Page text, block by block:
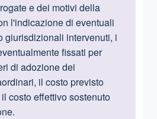
e dei motivi della
l'indicazione di eventuali
giurisdizionali intervenuti, i
fissati per
di adozione dei
il costo previsto
costo effettivo sostenuto